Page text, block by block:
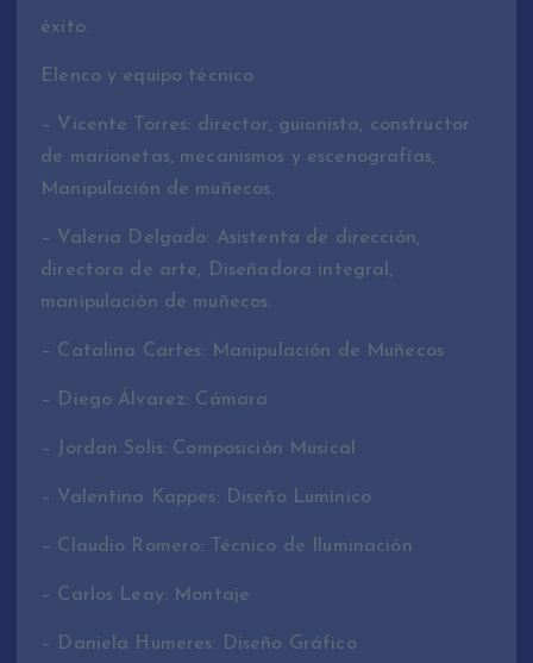
éxito.
Elenco y equipo técnico
– Vicente Torres: director, guionista, constructor
de marionetas, mecanismos y escenografías,
Manipulación de muñecos.
– Valeria Delgado: Asistenta de dirección,
directora de arte, Diseñadora integral,
manipulación de muñecos.
– Catalina Cartes: Manipulación de Muñecos
– Diego Álvarez: Cámara
– Jordan Solis: Composición Musical
– Valentina Kappes: Diseño Lumínico
– Claudio Romero: Técnico de Iluminación
– Carlos Leay: Montaje
– Daniela Humeres: Diseño Gráfico